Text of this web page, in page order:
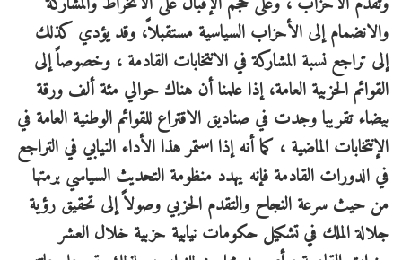
والانضمام إلى الأحزاب السياسية مستقبلاً، وقد يؤدي كذلك
إلى تراجع نسبة المشاركة في الانتخابات القادمة ، وخصوصاً إلى
القوائم الحزبية العامة، إذا علمنا أن هناك حوالي مئة ألف ورقة
بيضاء تقريبا وجدت في صناديق الاقتراع للقوائم الوطنية العامة في
الإنتخابات الماضية ، كما أنه إذا استمر هذا الأداء النيابي في التراجع
في الدورات القادمة فإنه يهدد منظومة التحديث السياسي برمتها
من حيث سرعة النجاح والتقدم الحزبي وصولاً إلى تحقيق رؤية
جلالة الملك في تشكيل حكومات نيابية حزبية خلال العشر